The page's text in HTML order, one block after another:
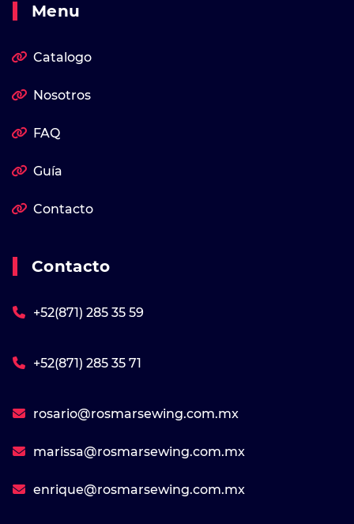
Menu
Catalogo
Nosotros
FAQ
Guía
Contacto
Contacto
+52(871) 285 35 59
+52(871) 285 35 71
rosario@rosmarsewing.com.mx
marissa@rosmarsewing.com.mx
enrique@rosmarsewing.com.mx